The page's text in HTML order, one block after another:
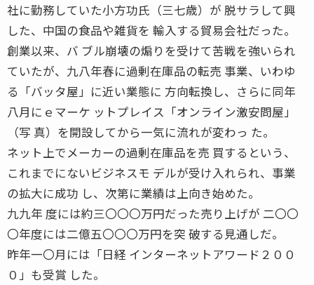
社に勤務していた小方功氏（三七歳）が 脱サラして興
した、中国の食品や雑貨を 輸入する貿易会社だった。
創業以来、バ ブル崩壊の煽りを受けて苦戦を強いられ
ていたが、九八年春に過剰在庫品の転売 事業、いわゆ
る「バッタ屋」に近い業態に 方向転換し、さらに同年
八月にｅマーケ ットプレイス「オンライン激安問屋」
（写 真）を開設してから一気に流れが変わっ た。
ネット上でメーカーの過剰在庫品を売 買するという、
これまでにないビジネスモ デルが受け入れられ、事業
の拡大に成功 し、次第に業績は上向き始めた。
九九年 度には約三〇〇〇万円だった売り上げが 二〇〇
〇年度には二億五〇〇〇万円を突 破する見通しだ。
昨年一〇月には「日経 インターネットアワード２００
０」も受賞 した。